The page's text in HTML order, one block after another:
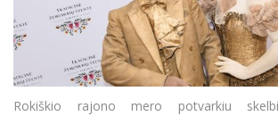
Rokiškio rajono mero potvarkiu